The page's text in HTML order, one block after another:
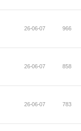
26-06-07 966
26-06-07 858
26-06-07 783